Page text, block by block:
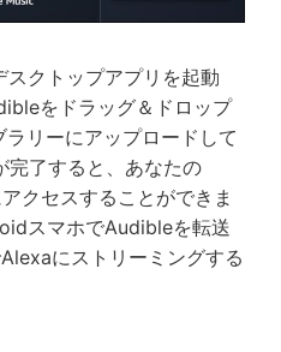
クトップアプリを起動
をドラッグ＆ドロップ
リーにアップロードして
完了すると、あなたの
クセスすることができま
スマホでAudibleを転送
にストリーミングする